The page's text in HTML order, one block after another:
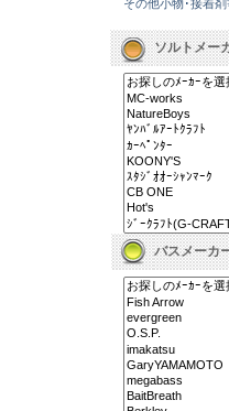
その他小物･接着剤
ソルトメー
バスメーカ